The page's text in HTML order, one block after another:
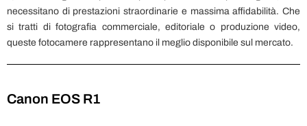
necessitano di prestazioni straordinarie e massima affidabilità. Che
si tratti di fotografia commerciale, editoriale o produzione video,
queste fotocamere rappresentano il meglio disponibile sul mercato.
Canon EOS R1